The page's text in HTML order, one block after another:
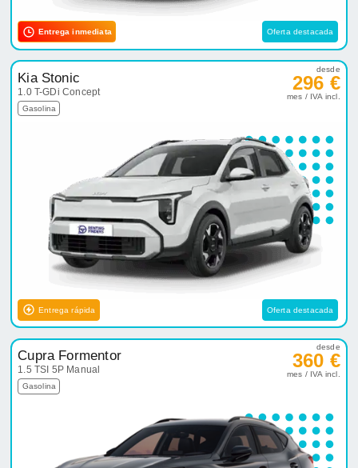
Entrega rápida Oferta destacada
Cupra Formentor
1.5 TSI 5P Manual
Gasolina
desde
360 €
mes / IVA incl.
Entrega rápida Oferta destacada